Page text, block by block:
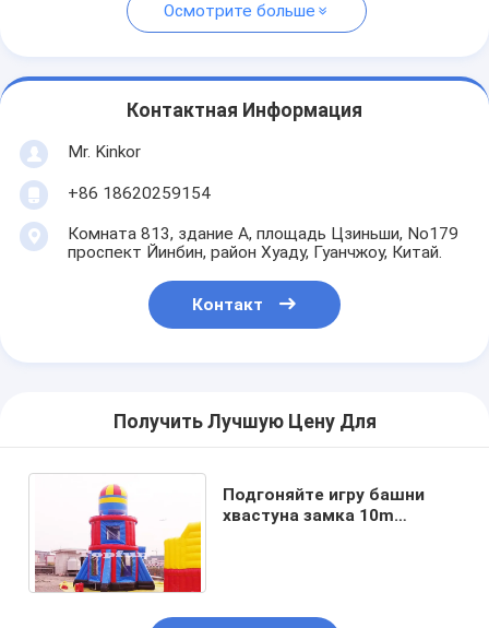
Осмотрите больше
Контактная Информация
Mr. Kinkor
+86 18620259154
Комната 813, здание А, площадь Цзиньши, No179
проспект Йинбин, район Хуаду, Гуанчжоу, Китай.
Контакт
Получить Лучшую Цену Для
Подгоняйте игру башни
хвастуна замка 10m